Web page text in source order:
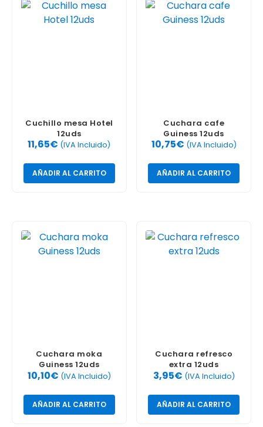
Cuchillo mesa Hotel
12uds
11,65€ (IVA Incluido)
AÑADIR AL CARRITO
Cuchara cafe
Guiness 12uds
10,75€ (IVA Incluido)
AÑADIR AL CARRITO
Cuchara moka
Guiness 12uds
10,10€ (IVA Incluido)
AÑADIR AL CARRITO
Cuchara refresco
extra 12uds
3,95€ (IVA Incluido)
AÑADIR AL CARRITO